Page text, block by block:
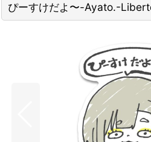
ぴーすけだよ〜-Ayato.-